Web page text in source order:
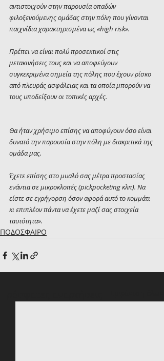
αντιστοιχούν στην παρουσία οπαδών
φιλοξενούμενης ομάδας στην πόλη που γίνονται
παιχνίδια χαρακτηρισμένα ως «high risk».
Πρέπει να είναι πολύ προσεκτικοί στις
μετακινήσεις τους και να αποφεύγουν
συγκεκριμένα σημεία της πόλης που έχουν ρίσκο
από πλευράς ασφάλειας και τα οποία μπορούν να
τους υποδείξουν οι τοπικές αρχές.
Θα ήταν χρήσιμο επίσης να αποφύγουν όσο είναι
δυνατό την παρουσία στην πόλη με διακριτικά της
ομάδα μας.
Έχετε επίσης στο μυαλό σας μέτρα προστασίας
ενάντια σε μικροκλοπές (pickpocketing κλπ). Να
είστε σε εγρήγορση όσον αφορά αυτό το κομμάτι
κι επιπλέον πάντα να έχετε μαζί σας στοιχεία
ταυτότητα».
ΠΟΔΟΣΦΑΙΡΟ